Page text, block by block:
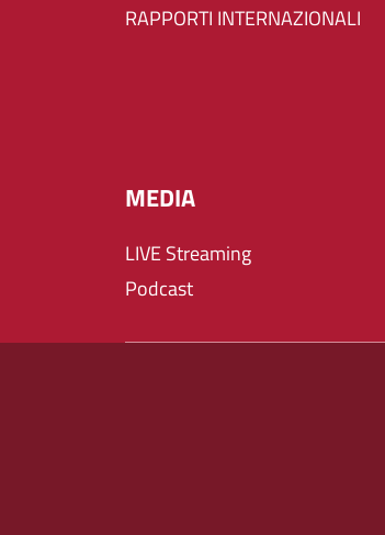
RAPPORTI INTERNAZIONALI
MEDIA
LIVE Streaming
Podcast